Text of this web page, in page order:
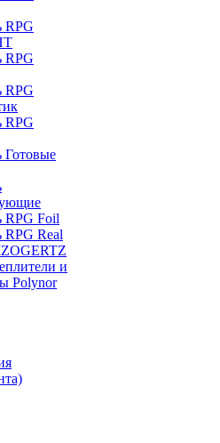
RPG
RPG
RPG
RPG
Готовые
RPG Foil
RPG Real
и
Polynor